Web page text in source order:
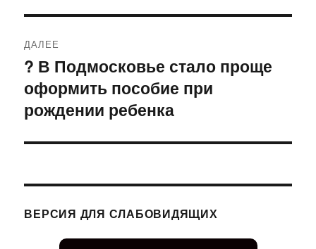
ДАЛЕЕ
Следующая
запись:
? В Подмосковье стало проще
оформить пособие при
рождении ребенка
ВЕРСИЯ ДЛЯ СЛАБОВИДЯЩИХ